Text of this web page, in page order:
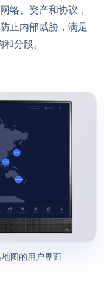
络、资产和协议，
止内部威胁，满足
分段。
地图的用户界面